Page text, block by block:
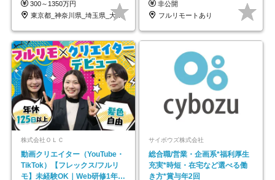
300～1350万円
東京都_神奈川県_埼玉県_大阪府_愛知県…
非公開
フルリモートあり
株式会社ＯＬＣ
動画クリエイター（YouTube・
TikTok）【フレックス/フルリ
モ】未経験OK｜Web研修1年間
サイボウズ株式会社
総合職/営業・企画系*福利厚生
充実*時短・在宅など選べる働
き方*賞与年2回